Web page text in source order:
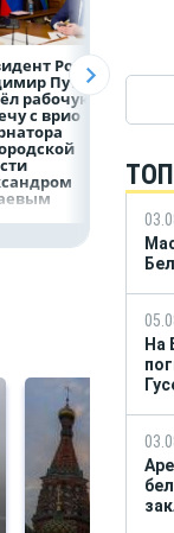
России
Путин
рабочую
с врио
На